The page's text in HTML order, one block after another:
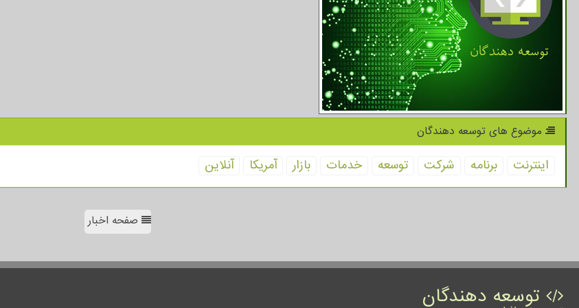
موضوع های توسعه دهندگان
اینترنت برنامه شركت توسعه خدمات بازار آمریكا آنلاین
صفحه اخبار
توسعه دهندگان